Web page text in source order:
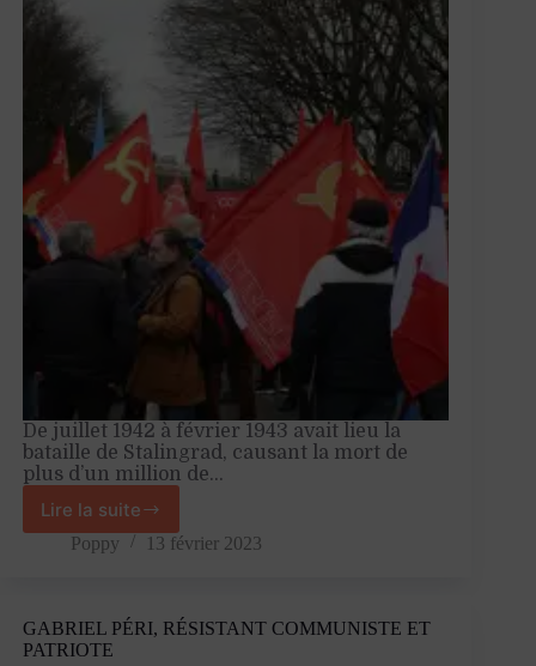
De juillet 1942 à février 1943 avait lieu la
bataille de Stalingrad, causant la mort de
plus d’un million de…
Lire la suiteCommémorer
Stalingrad
d’instrumentalisation
Poppy 13 février 2023
GABRIEL PÉRI, RÉSISTANT COMMUNISTE ET
PATRIOTE